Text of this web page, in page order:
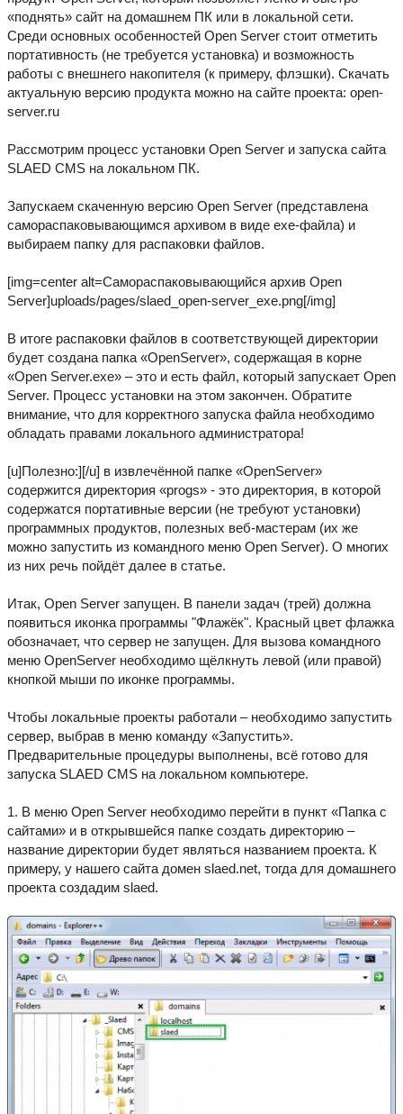
«поднять» сайт на домашнем ПК или в локальной сети.
Среди основных особенностей Open Server стоит отметить
портативность (не требуется установка) и возможность
работы с внешнего накопителя (к примеру, флэшки). Скачать
актуальную версию продукта можно на сайте проекта: open-
server.ru
Рассмотрим процесс установки Open Server и запуска сайта
SLAED CMS на локальном ПК.
Запускаем скаченную версию Open Server (представлена
самораспаковывающимся архивом в виде exe-файла) и
выбираем папку для распаковки файлов.
[img=center alt=Самораспаковывающийся архив Open
Server]uploads/pages/slaed_open-server_exe.png[/img]
В итоге распаковки файлов в соответствующей директории
будет создана папка «OpenServer», содержащая в корне
«Open Server.exe» – это и есть файл, который запускает Open
Server. Процесс установки на этом закончен. Обратите
внимание, что для корректного запуска файла необходимо
обладать правами локального администратора!
[u]Полезно:][/u] в извлечённой папке «OpenServer»
содержится директория «progs» - это директория, в которой
содержатся портативные версии (не требуют установки)
программных продуктов, полезных веб-мастерам (их же
можно запустить из командного меню Open Server). О многих
из них речь пойдёт далее в статье.
Итак, Open Server запущен. В панели задач (трей) должна
появиться иконка программы "Флажёк". Красный цвет флажка
обозначает, что сервер не запущен. Для вызова командного
меню OpenServer необходимо щёлкнуть левой (или правой)
кнопкой мыши по иконке программы.
Чтобы локальные проекты работали – необходимо запустить
сервер, выбрав в меню команду «Запустить».
Предварительные процедуры выполнены, всё готово для
запуска SLAED CMS на локальном компьютере.
1. В меню Open Server необходимо перейти в пункт «Папка с
сайтами» и в открывшейся папке создать директорию –
название директории будет являться названием проекта. К
примеру, у нашего сайта домен slaed.net, тогда для домашнего
проекта создадим slaed.